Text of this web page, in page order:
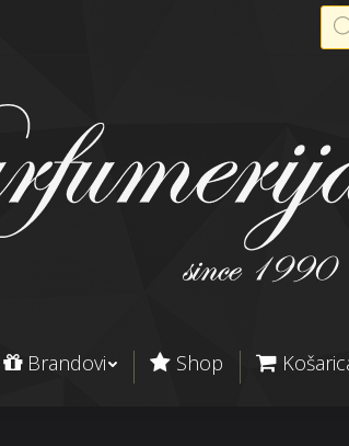
Brandovi Shop